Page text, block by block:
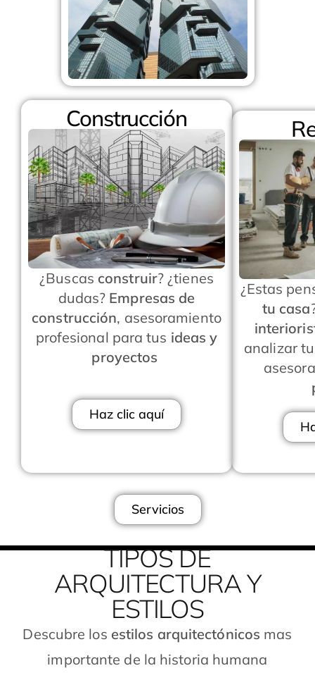
Construcción
¿Buscas construir? ¿tienes
dudas? Empresas de
construcción, asesoramiento
profesional para tus ideas y
proyectos
Haz clic aquí
¿Estas
tu casa
analizar
Servicios
TIPOS DE
ARQUITECTURA Y
ESTILOS
Descubre los estilos arquitectónicos mas
importante de la historia humana